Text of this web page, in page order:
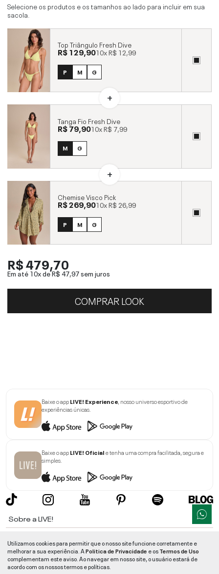
Selecione os produtos e os tamanhos ao lado para incluir em sua
sacola.
Top Triângulo Fresh Dive
R$ 129,9010xR$ 12,99
P M G
Tanga Fio Fresh Dive
R$ 79,9010xR$ 7,99
M G
Chemise Visco Pick
R$ 269,9010xR$ 26,99
P M G
R$ 479,70
Em até 10x deR$ 47,97sem juros
COMPRAR LOOK
Baixe o appLIVE! Experience, nosso universo esportivo de
experiências únicas.
Baixe o appLIVE! Oficiale tenha uma compra facilitada, segura e
simples.
Sobre a LIVE!
Informações
Utilizamos cookies para permitir que o nosso site funcione corretamente e
melhorar a sua experiência. APolitica de Privacidade e osTermos de Uso
complementam este aviso. Ao navegar em nosso site, o usuário estará de
acordo com os nossos termos e políticas.